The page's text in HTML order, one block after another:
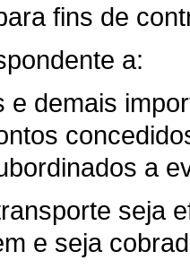
fins de
a:
e demais
a
seja
e seja